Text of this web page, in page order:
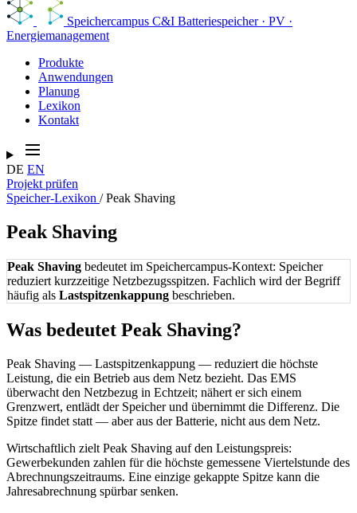
Speichercampus C&I Batteriespeicher · PV ·
Energiemanagement
Produkte
Anwendungen
Planung
Lexikon
Kontakt
DE EN
Projekt prüfen
Speicher-Lexikon /Peak Shaving
Peak Shaving
Peak Shaving bedeutet im Speichercampus-Kontext: Speicher
reduziert kurzzeitige Netzbezugsspitzen. Fachlich wird der Begriff
häufig als Lastspitzenkappung beschrieben.
Was bedeutet Peak Shaving?
Peak Shaving — Lastspitzenkappung — reduziert die höchste
Leistung, die ein Betrieb aus dem Netz bezieht. Das EMS
überwacht den Netzbezug in Echtzeit; nähert er sich einem
Grenzwert, entlädt der Speicher und übernimmt die Differenz. Die
Spitze findet statt — aber aus der Batterie, nicht aus dem Netz.
Wirtschaftlich zielt Peak Shaving auf den Leistungspreis:
Gewerbekunden zahlen für die höchste gemessene Viertelstunde des
Abrechnungszeitraums. Eine einzige gekappte Spitze kann die
Jahresabrechnung spürbar senken.